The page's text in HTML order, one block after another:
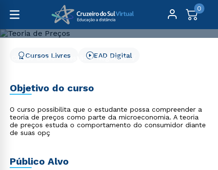
0
Cursos Livres Gestão e Negócios
Cursos Livres EAD Digital
Objetivo do curso
O curso possibilita que o estudante possa compreender a
teoria de preços como parte da microeconomia. A teoria
de preços estuda o comportamento do consumidor diante
de suas opç
Público Alvo